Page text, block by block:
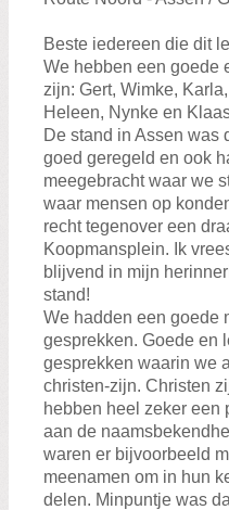
Beste iedereen die dit
We hebben een goede
zijn: Gert, Wimke,
Heleen, Nynke en
De stand in Assen was
goed geregeld en ook
meegebracht waar we
waar mensen op
recht tegenover een
Koopmansplein. Ik
blijvend in mijn
stand!
We hadden een goede
gesprekken. Goede en
gesprekken waarin we
christen-zijn. Christen
hebben heel zeker een
aan de
waren er bijvoorbeeld
meenamen om in hun
delen. Minpuntje was